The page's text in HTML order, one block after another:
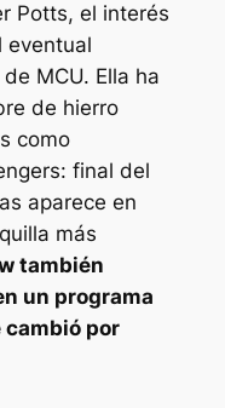
Potts, el interés
eventual
MCU. Ella ha
de hierro
como
final del
aparece en
más
también
un programa
cambió por